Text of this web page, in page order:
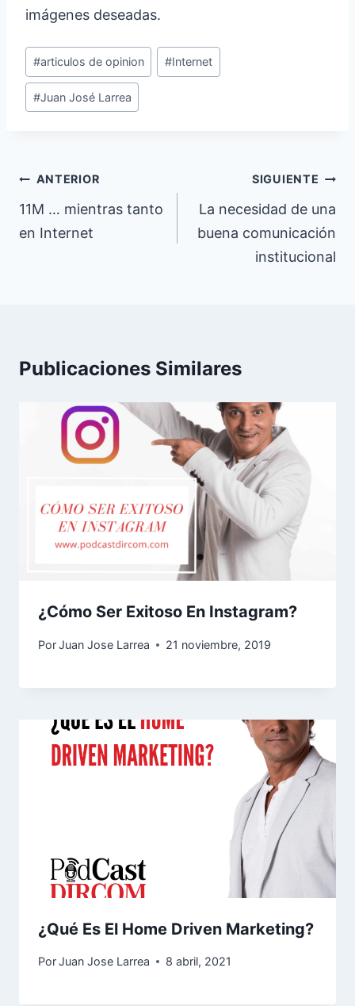
imágenes deseadas.
Etiquetas
de
la
#articulos de opinion #Internet
#Juan José Larrea
Navegación
de
entradas
ANTERIOR
11M … mientras tanto
en Internet
SIGUIENTE
La necesidad de una
buena comunicación
institucional
Publicaciones Similares
¿Cómo Ser Exitoso En Instagram?
PorJuan Jose Larrea 21 noviembre, 2019
¿Qué Es El Home Driven Marketing?
PorJuan Jose Larrea 8 abril, 2021